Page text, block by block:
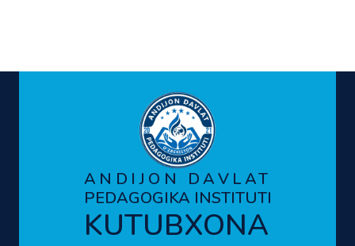
ANDIJON DAVLAT
PEDAGOGIKA INSTITUTI
KUTUBXONA